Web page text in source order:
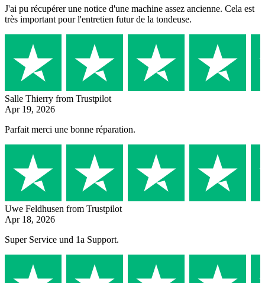
J'ai pu récupérer une notice d'une machine assez ancienne. Cela est
très important pour l'entretien futur de la tondeuse.
Salle Thierry from Trustpilot
Apr 19, 2026
Parfait merci une bonne réparation.
Uwe Feldhusen from Trustpilot
Apr 18, 2026
Super Service und 1a Support.